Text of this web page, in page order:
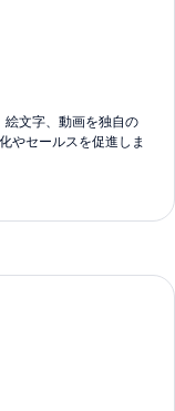
文字、動画を独自の
やセールスを促進しま